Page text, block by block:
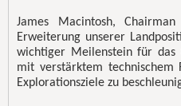
James Macintosh,
Erweiterung unserer
wichtiger Meilenstein für das
mit verstärktem technischem
Explorationsziele zu